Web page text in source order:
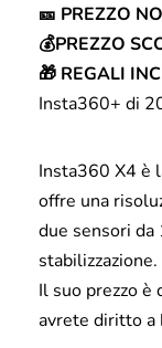
🎫 PREZZO
💰PREZZO
🎁 REGALI
Insta360+ di
Insta360 X4 è
offre una
due sensori
stabilizzazione.
Il suo prezzo è
avrete diritto a